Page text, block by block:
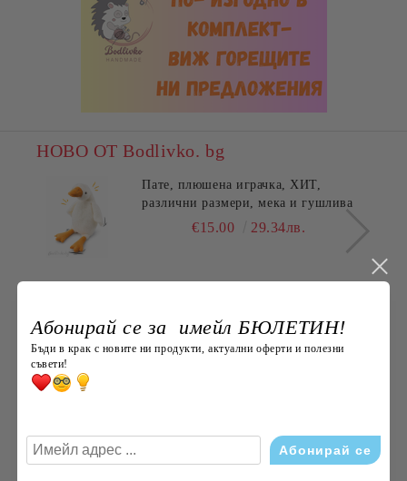
НОВО ОТ Bodlivko. bg
Пате, плюшена играчка, ХИТ,
различни размери, мека и гушлива
€15.00 29.34лв.
ПЪЛНЕЖ ЗА ВЪЗГЛАВНИЧКА,
45X45СМ.
ХАВЛИЯ ЗА РЪЦЕ, 100% ПАМУК,
БРОДЕРИЯ НАЙ- ДОБАРАТА
Абонирай се за имейл БЮЛЕТИН!
Бъди в крак с новите ни продукти, актуални оферти и полезни
съвети!